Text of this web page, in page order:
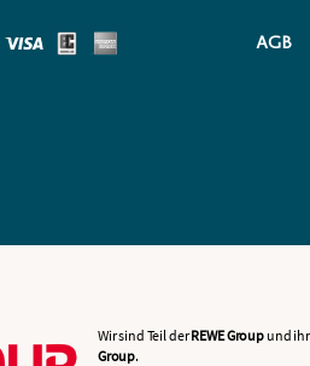
AGB
Wir sind Teil derREWE Groupund
Group.